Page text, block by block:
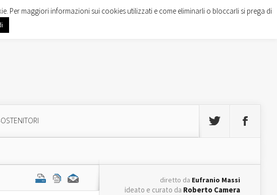
diretto da Eufranio Massi
ideato e curato da Roberto Camera
Per maggiori informazioni sui cookies utilizzati e come eliminarli o bloccarli si prega di